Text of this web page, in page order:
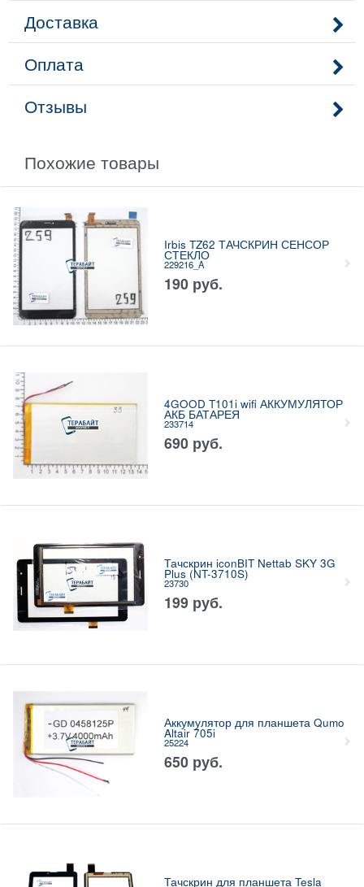
Доставка
Оплата
Отзывы
Похожие товары
Irbis TZ62 ТАЧСКРИН СЕНСОР
СТЕКЛО
229216_A
190 руб.
4GOOD T101i wifi АККУМУЛЯТОР
АКБ БАТАРЕЯ
233714
690 руб.
Тачскрин iconBIT Nettab SKY 3G
Plus (NT-3710S)
23730
199 руб.
Аккумулятор для планшета Qumo
Altair 705i
25224
650 руб.
Тачскрин для планшета Tesla